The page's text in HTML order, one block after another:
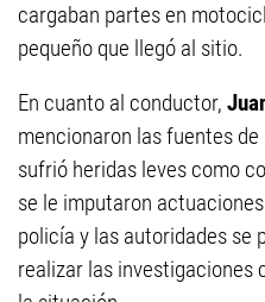
cargaban partes en
pequeño que llegó al sitio.
En cuanto al conductor,
mencionaron las fuentes de
sufrió heridas leves como
se le imputaron
policía y las autoridades se
realizar las investigaciones